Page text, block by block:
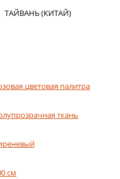
ТАЙВАНЬ (КИТАЙ)
цветовая палитра
ткань
см